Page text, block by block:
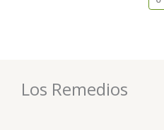
Los Remedios